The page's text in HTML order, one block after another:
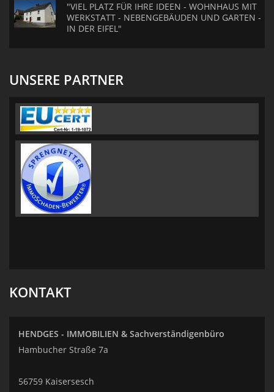
"VIEL PLATZ FÜR IHRE IDEEN - WOHNHAUS MIT
WERKSTATT - NEBENGEBÄUDEN UND GARTEN -
IN DER EIFEL"
UNSERE PARTNER
KONTAKT
HENDGES - IMMOBILIEN & Sachverständigenbüro
Hambucher Straße 7a
56759 Kaisersesch